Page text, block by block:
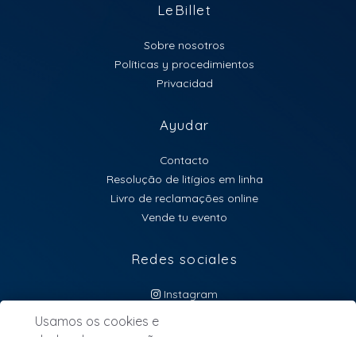
LeBillet
Sobre nosotros
Políticas y procedimientos
Privacidad
Ayudar
Contacto
Resolução de litígios em linha
Livro de reclamações online
Vende tu evento
Redes sociales
Instagram
atendimento@lebillet.eu
Usamos os cookies e